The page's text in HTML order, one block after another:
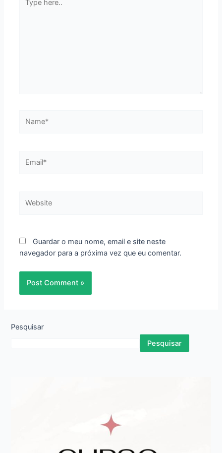
here..
Guardar o meu nome, email e site neste
navegador para a próxima vez que eu comentar.
Pesquisar
Pesquisar